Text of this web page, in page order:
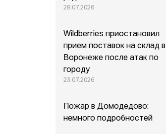
28.07.2026
Wildberries приостановил
прием поставок на склад в
Воронеже после атак по
городу
23.07.2026
Пожар в Домодедово:
немного подробностей